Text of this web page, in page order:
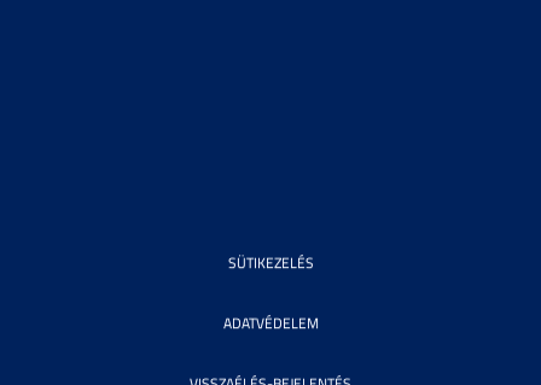
SÜTIKEZELÉS
ADATVÉDELEM